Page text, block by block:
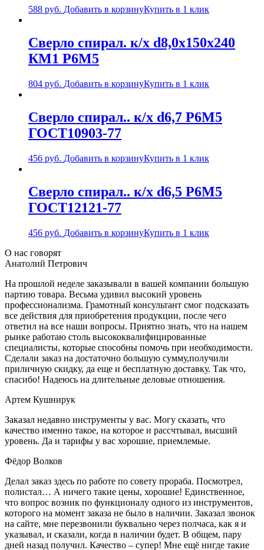
588 руб. Добавить в корзинуКупить в 1 клик
Сверло спирал. к/х d8,0х150х240
КМ1 Р6М5
804 руб. Добавить в корзинуКупить в 1 клик
Сверло спирал.. к/х d6,7 Р6М5
ГОСТ10903-77
456 руб. Добавить в корзинуКупить в 1 клик
Сверло спирал.. к/х d6,5 Р6М5
ГОСТ12121-77
456 руб. Добавить в корзинуКупить в 1 клик
О нас говорят
Анатолий Петрович
На прошлой неделе заказывали в вашей компании большую
партию товара. Весьма удивил высокий уровень
профессионализма. Грамотный консультант смог подсказать
все действия для приобретения продукции, после чего
ответил на все наши вопросы. Приятно знать, что на нашем
рынке работаю столь высококвалифицированные
специалисты, которые способны помочь при необходимости.
Сделали заказ на достаточно большую сумму,получили
приличную скидку, да еще и бесплатную доставку. Так что,
спасибо! Надеюсь на длительные деловые отношения.
Артем Кушнирук
Заказал недавно инструменты у вас. Могу сказать, что
качество именно такое, на которое и рассчтывал, высший
уровень. Да и тарифы у вас хорошие, приемлемые.
Фёдор Волков
Делал заказ здесь по работе по совету прораба. Посмотрел,
полистал… А ничего такие цены, хорошие! Единственное,
что вопрос возник по функционалу одного из инструментов,
которого на момент заказа не было в наличии. Заказал звонок
на сайте, мне перезвонили буквально через полчаса, как я и
указывал, и сказали, когда в наличии будет. В общем, пару
дней назад получил. Качество – супер! Мне ещё нигде такие